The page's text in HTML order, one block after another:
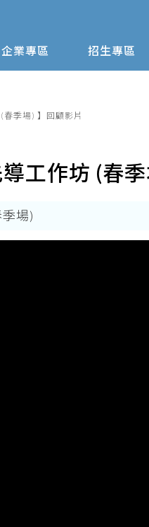
企業專區 招生專區
春季場) 】回顧影片
工作坊 (春
場)